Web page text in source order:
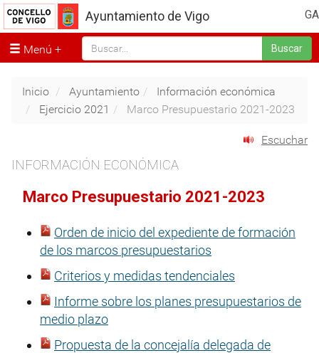
GA
Ayuntamiento de Vigo
Menú Buscar
Inicio Ayuntamiento
Información económica
Ejercicio 2021
Marco Presupuestario 2021-2023
Escuchar
INFORMACIÓN ECONÓMICA
Marco Presupuestario 2021-2023
Orden de inicio del expediente de formación
de los marcos presupuestarios
Criterios y medidas tendenciales
Informe sobre los planes presupuestarios de
medio plazo
Propuesta de la concejalía delegada de